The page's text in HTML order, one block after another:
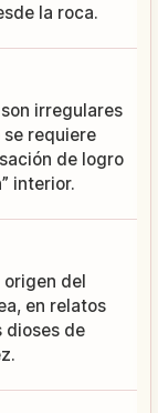
la roca.
irregulares
requiere
de logro
interior.
origen del
en relatos
dioses de